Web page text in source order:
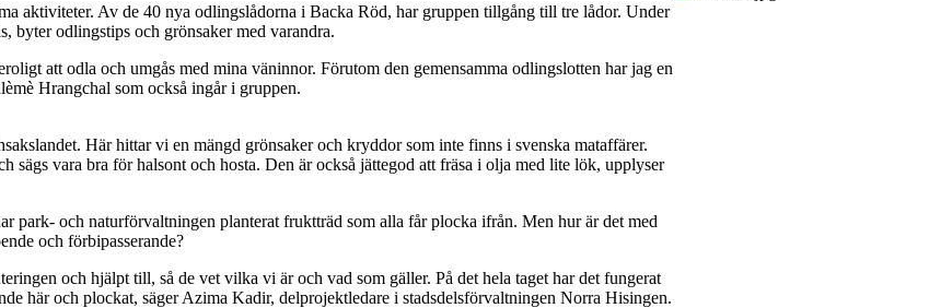
aktiviteter. Av de 40 nya odlingslådorna i Backa Röd, har gruppen tillgång till tre lådor. Under
byter odlingstips och grönsaker med varandra.
att odla och umgås med mina väninnor. Förutom den gemensamma odlingslotten har jag en
Hrangchal som också ingår i gruppen.
Här hittar vi en mängd grönsaker och kryddor som inte finns i svenska mataffärer.
sägs vara bra för halsont och hosta. Den är också jättegod att fräsa i olja med lite lök, upplyser
park- och naturförvaltningen planterat fruktträd som alla får plocka ifrån. Men hur är det med
och förbipasserande?
och hjälpt till, så de vet vilka vi är och vad som gäller. På det hela taget har det fungerat
här och plockat, säger Azima Kadir, delprojektledare i stadsdelsförvaltningen Norra Hisingen.